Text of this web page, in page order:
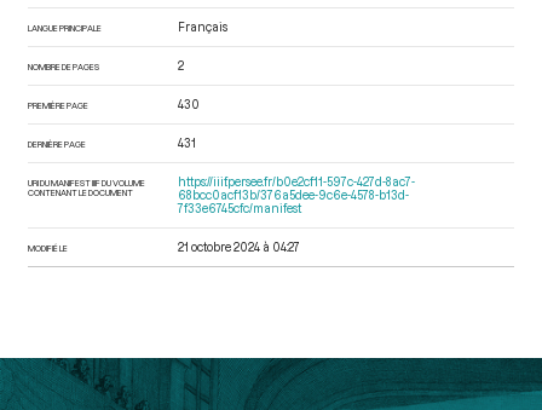
LANGUE PRINCIPALE Français
NOMBRE DE PAGES 2
PREMIÈRE PAGE 430
DERNIÈRE PAGE 431
URI DU MANIFEST IIIF DU VOLUME
CONTENANT LE DOCUMENT
https://iiif.persee.fr/b0e2cf11-597c-427d-8ac7-
68bcc0acf13b/376a5dee-9c6e-4578-b13d-
7f33e6745cfc/manifest
MODIFIÉ LE 21 octobre 2024 à 04:27